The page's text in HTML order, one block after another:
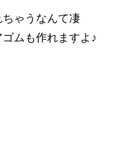
ちゃうなんて凄
ムも作れますよ♪